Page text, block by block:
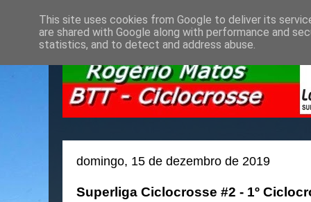
domingo, 15 de dezembro de 2019
Superliga Ciclocrosse #2 - 1º
This site uses cookies from Google to deliver its
are shared with Google along with performance and
statistics, and to detect and address abuse.